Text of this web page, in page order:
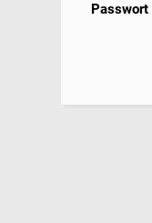
Passwort